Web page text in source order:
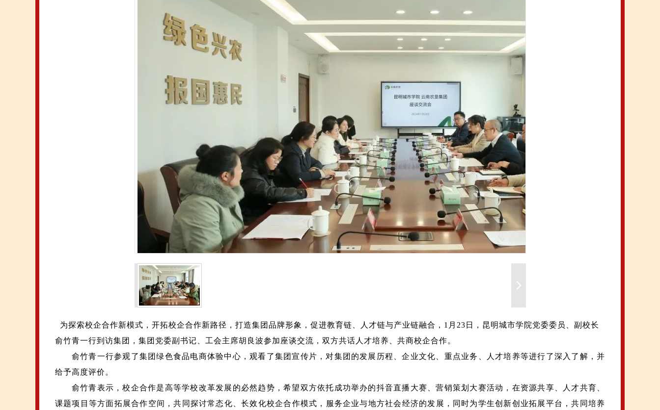
为探索校企合作新模式，开拓校企合作新路径，打造集团品牌形象，促进教育链、人才链与产业链融合，1月23日，昆明城市学院党委委员、副校长
俞竹青一行到访集团，集团党委副书记、工会主席胡良波参加座谈交流，双方共话人才培养、共商校企合作。
俞竹青一行参观了集团绿色食品电商体验中心，观看了集团宣传片，对集团的发展历程、企业文化、重点业务、人才培养等进行了深入了解，并
给予高度评价。
俞竹青表示，校企合作是高等学校改革发展的必然趋势，希望双方依托成功举办的抖音直播大赛、营销策划大赛活动，在资源共享、人才共育、
课题项目等方面拓展合作空间，共同探讨常态化、长效化校企合作模式，服务企业与地方社会经济的发展，同时为学生创新创业拓展平台，共同培养